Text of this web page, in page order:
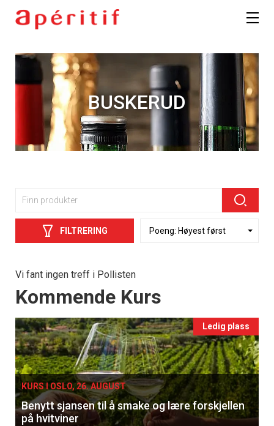
BUSKERUD
FILTRERING
Vi fant ingen treff i Pollisten
Events
Kommende Kurs
Ledig plass
KURS I OSLO, 26. AUGUST
Benytt sjansen til å smake og lære forskjellen
på hvitviner